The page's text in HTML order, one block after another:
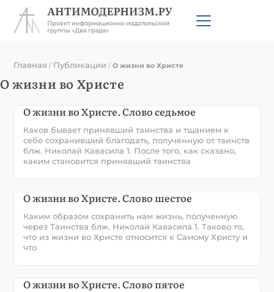
Главная / Публикации /О жизни во Христе
О жизни во Христе
О жизни во Христе. Слово седьмое
Каков бывает принявший таинства и тщанием к
себе сохранивший благодать, полученную от таинств
блж. Николай Кавасила 1. После того, как сказано,
каким становится принявший таинства
О жизни во Христе. Слово шестое
Каким образом сохранить нам жизнь, полученную
через Таинства блж. Николай Кавасила 1. Таково то,
что из жизни во Христе относится к Самому Христу и
что
О жизни во Христе. Слово пятое